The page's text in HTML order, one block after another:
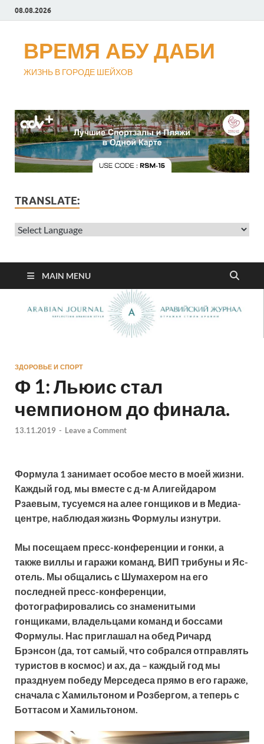
08.08.2026
ВРЕМЯ АБУ ДАБИ
ЖИЗНЬ В ГОРОДЕ ШЕЙХОВ
TRANSLATE:
MAIN MENU
ЗДОРОВЬЕ И СПОРТ
Ф 1: Льюис стал
чемпионом до финала.
13.11.2019 - Leave a Comment
Формула 1 занимает особое место в моей жизни.
Каждый год, мы вместе с д-м Алигейдаром
Рзаевым, тусуемся на алее гонщиков и в Медиа-
центре, наблюдая жизнь Формулы изнутри.
Мы посещаем пресс-конференции и гонки, а
также виллы и гаражи команд, ВИП трибуны и Яс-
отель. Мы общались с Шумахером на его
последней пресс-конференции,
фотографировались со знаменитыми
гонщиками, владельцами команд и боссами
Формулы. Нас приглашал на обед Ричард
Брэнсон (да, тот самый, что собрался отправлять
туристов в космос) и ах, да – каждый год мы
празднуем победу Мерседеса прямо в его гараже,
сначала с Хамильтоном и Розбергом, а теперь с
Боттасом и Хамильтоном.